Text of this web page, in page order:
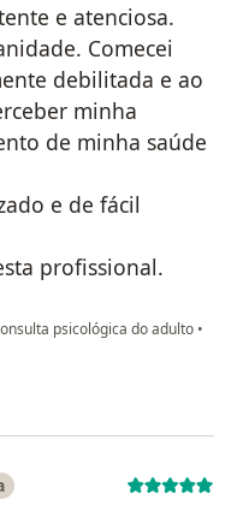
e atenciosa.
Comecei
debilitada e ao
minha
de minha saúde
e de fácil
profissional.
psicológica do adulto •